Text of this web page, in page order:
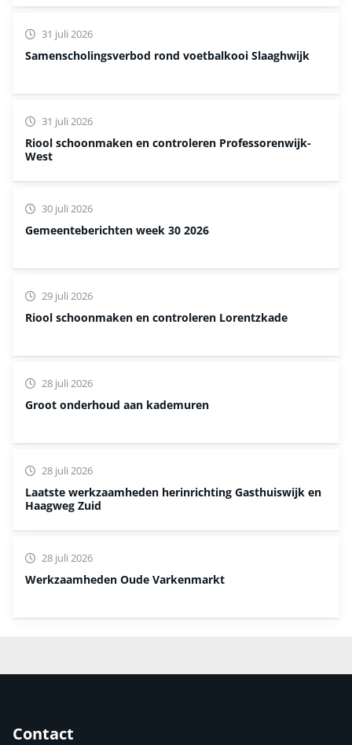
Samenscholingsverbod rond voetbalkooi Slaaghwijk
31 juli 2026
Riool schoonmaken en controleren Professorenwijk-
West
31 juli 2026
Gemeenteberichten week 30 2026
30 juli 2026
Riool schoonmaken en controleren Lorentzkade
29 juli 2026
Groot onderhoud aan kademuren
28 juli 2026
Laatste werkzaamheden herinrichting Gasthuiswijk en
Haagweg Zuid
28 juli 2026
Werkzaamheden Oude Varkenmarkt
28 juli 2026
Contact